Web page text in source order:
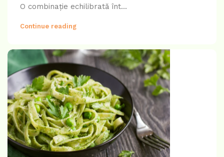
O combinație echilibrată înt...
Continue reading